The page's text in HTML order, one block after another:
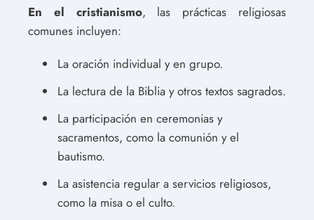
En el cristianismo, las prácticas religiosas
comunes incluyen:
La oración individual y en grupo.
La lectura de la Biblia y otros textos sagrados.
La participación en ceremonias y
sacramentos, como la comunión y el
bautismo.
La asistencia regular a servicios religiosos,
como la misa o el culto.